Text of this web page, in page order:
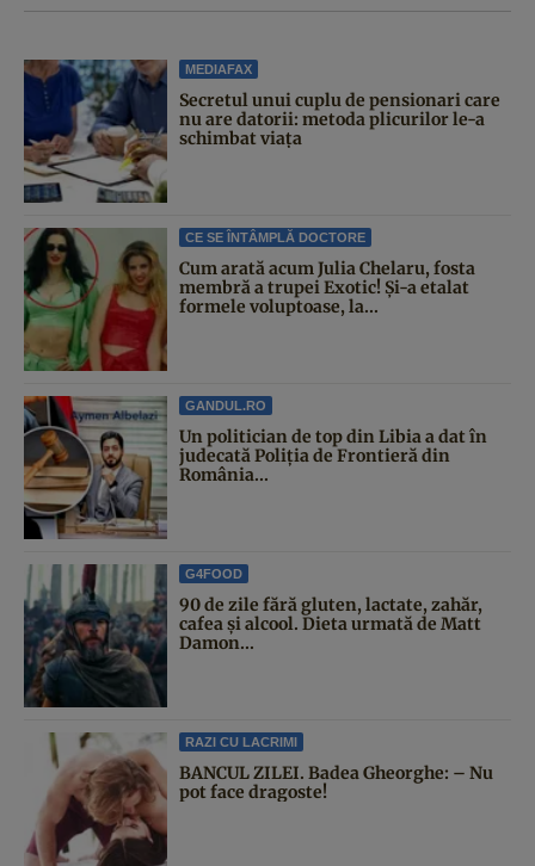
MEDIAFAX
Secretul unui cuplu de pensionari care
nu are datorii: metoda plicurilor le-a
schimbat viața
CE SE ÎNTÂMPLĂ DOCTORE
Cum arată acum Julia Chelaru, fosta
membră a trupei Exotic! Și-a etalat
formele voluptoase, la...
GANDUL.RO
Un politician de top din Libia a dat în
judecată Poliția de Frontieră din
România...
G4FOOD
90 de zile fără gluten, lactate, zahăr,
cafea și alcool. Dieta urmată de Matt
Damon...
RAZI CU LACRIMI
BANCUL ZILEI. Badea Gheorghe: – Nu
pot face dragoste!